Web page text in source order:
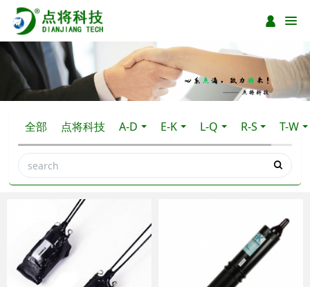
全部 点将科技 A-D E-K L-Q R-S T-W